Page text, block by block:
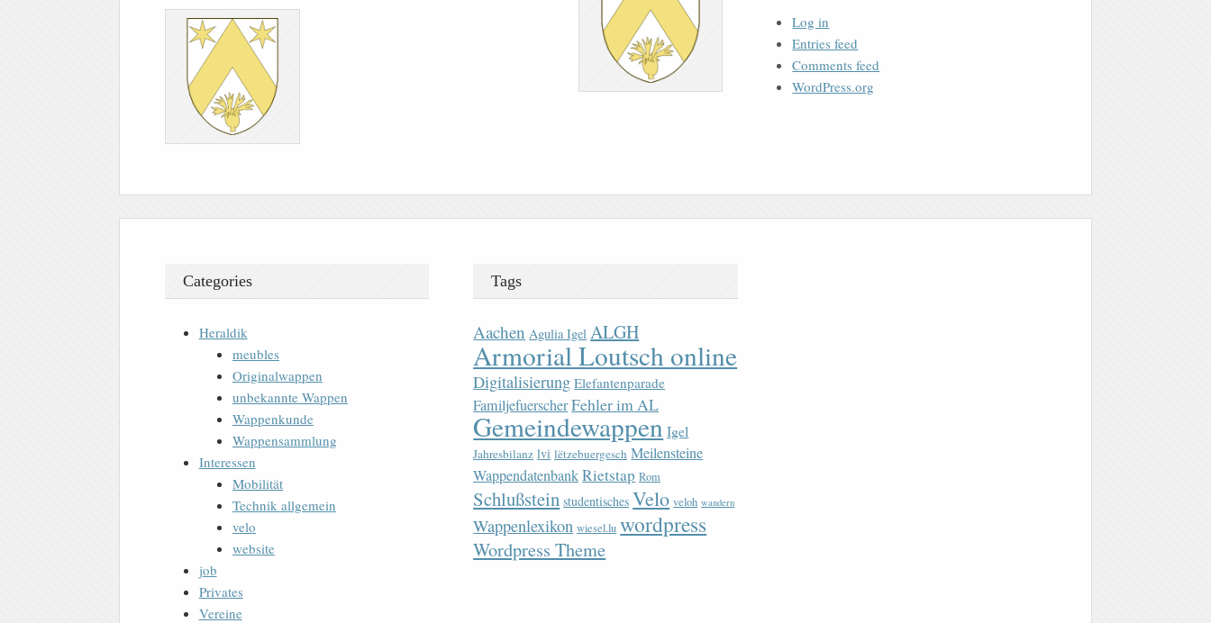
Log in
Entries feed
Comments feed
WordPress.org
Categories
Heraldik
meubles
Originalwappen
unbekannte Wappen
Wappenkunde
Wappensammlung
Interessen
Mobilität
Technik allgemein
velo
website
job
Privates
Vereine
Tags
Aachen Agulia Igel ALGH
Armorial Loutsch online
Digitalisierung Elefantenparade
FamiljefuerscherFehler im AL
Gemeindewappen Igel
Jahresbilanz lvi lëtzebuergesch Meilensteine
WappendatenbankRietstap Rom
Schlußstein studentisches Velo veloh wandern
Wappenlexikon wiesel.lu wordpress
Wordpress Theme